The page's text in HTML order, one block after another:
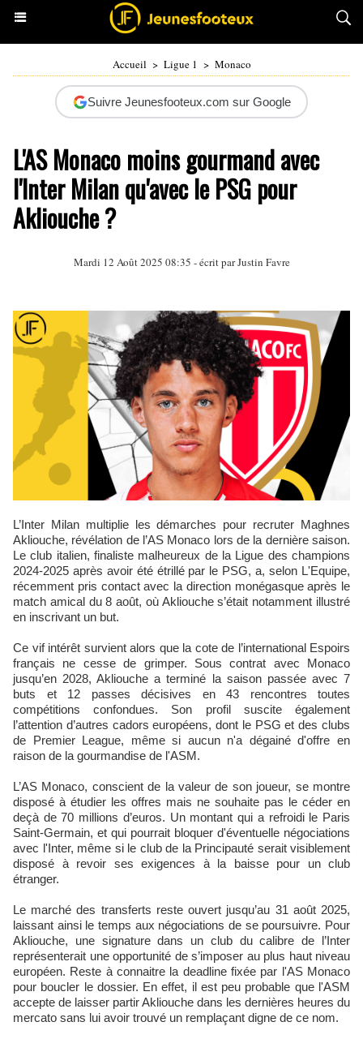
Accueil > Ligue 1 > Monaco
Suivre Jeunesfooteux.com sur Google
L'AS Monaco moins gourmand avec
l'Inter Milan qu'avec le PSG pour
Akliouche ?
Mardi 12 Août 2025 08:35 - écrit parJustin Favre
L’Inter Milan multiplie les démarches pour recruter Maghnes
Akliouche, révélation de l’AS Monaco lors de la dernière saison.
Le club italien, finaliste malheureux de la Ligue des champions
2024-2025 après avoir été étrillé par le PSG, a, selon L'Equipe,
récemment pris contact avec la direction monégasque après le
match amical du 8 août, où Akliouche s’était notamment illustré
en inscrivant un but.
Ce vif intérêt survient alors que la cote de l’international Espoirs
français ne cesse de grimper. Sous contrat avec Monaco
jusqu’en 2028, Akliouche a terminé la saison passée avec 7
buts et 12 passes décisives en 43 rencontres toutes
compétitions confondues. Son profil suscite également
l’attention d’autres cadors européens, dont le PSG et des clubs
de Premier League, même si aucun n'a dégainé d'offre en
raison de la gourmandise de l'ASM.
L’AS Monaco, conscient de la valeur de son joueur, se montre
disposé à étudier les offres mais ne souhaite pas le céder en
deçà de 70 millions d’euros. Un montant qui a refroidi le Paris
Saint-Germain, et qui pourrait bloquer d'éventuelle négociations
avec l'Inter, même si le club de la Principauté serait visiblement
disposé à revoir ses exigences à la baisse pour un club
étranger.
Le marché des transferts reste ouvert jusqu’au 31 août 2025,
laissant ainsi le temps aux négociations de se poursuivre. Pour
Akliouche, une signature dans un club du calibre de l’Inter
représenterait une opportunité de s’imposer au plus haut niveau
européen. Reste à connaitre la deadline fixée par l'AS Monaco
pour boucler le dossier. En effet, il est peu probable que l'ASM
accepte de laisser partir Akliouche dans les dernières heures du
mercato sans lui avoir trouvé un remplaçant digne de ce nom.